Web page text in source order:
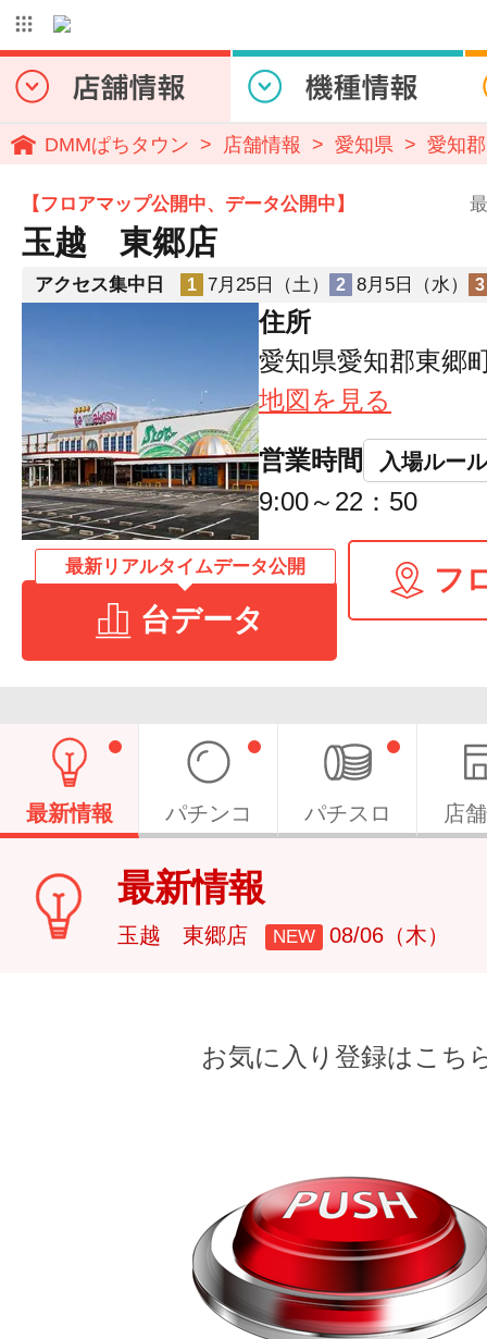
DMMぱちタウン 店舗情報 愛知県 愛知郡
【フロアマップ公開中、データ公開中】
玉越 東郷店
アクセス集中日 1 7月25日（土） 2 8月5日（水） 3
住所
愛知県愛知郡東郷
地図を見る
営業時間 入場ルール
9:00～22：50
最新リアルタイムデータ公開
台データ
フ
最新情報 パチンコ パチスロ 店
最新情報
玉越 東郷店 NEW 08/06（木）
お気に入り登録はこち